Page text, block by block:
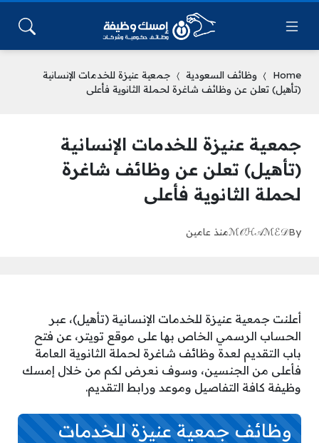
Home وظائف السعودية
جمعية عنيزة للخدمات الإنسانية
(تأهيل) تعلن عن وظائف شاغرة لحملة الثانوية فأعلى
جمعية عنيزة للخدمات الإنسانية
(تأهيل) تعلن عن وظائف شاغرة
لحملة الثانوية فأعلى
By
ℳ𝒪ℋ𝒜ℳℰ𝒟منذ عامين
أعلنت جمعية عنيزة للخدمات الإنسانية (تأهيل)، عبر
الحساب الرسمي الخاص بها على موقع تويتر، عن فتح
باب التقديم لعدة وظائف شاغرة لحملة الثانوية العامة
فأعلى من الجنسين، وسوف نعرض لكم من خلال إمسك
وظيفة كافة التفاصيل وموعد ورابط التقديم.
وظائف جمعية عنيزة للخدمات